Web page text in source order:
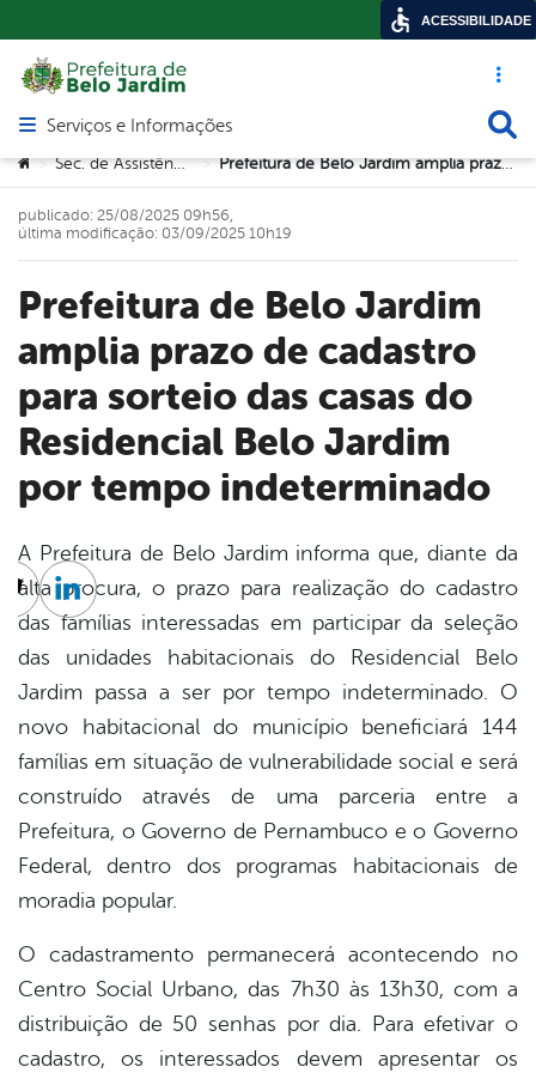
Acesso
Abrir menu principal de navegação
Serviços e Informações
Você está aqui:
> Sec. de Assistência Social > Prefeitura de Belo Jardim amplia prazo de cadastro para sorteio das casas do Residencial Belo Jardim por tempo indeterminado
Prefeitura de Belo Jardim
amplia prazo de cadastro
para sorteio das casas do
Residencial Belo Jardim
por tempo indeterminado
publicado: 25/08/2025 09h56,
última modificação: 03/09/2025 10h19
A Prefeitura de Belo Jardim informa que, diante da
alta procura, o prazo para realização do cadastro
das famílias interessadas em participar da seleção
das unidades habitacionais do Residencial Belo
Jardim passa a ser por tempo indeterminado. O
novo habitacional do município beneficiará 144
famílias em situação de vulnerabilidade social e será
construído através de uma parceria entre a
Prefeitura, o Governo de Pernambuco e o Governo
Federal, dentro dos programas habitacionais de
moradia popular.
O cadastramento permanecerá acontecendo no
Centro Social Urbano, das 7h30 às 13h30, com a
distribuição de 50 senhas por dia. Para efetivar o
cadastro, os interessados devem apresentar os
Twitter
Linkedin
ACESSIBILIDADE